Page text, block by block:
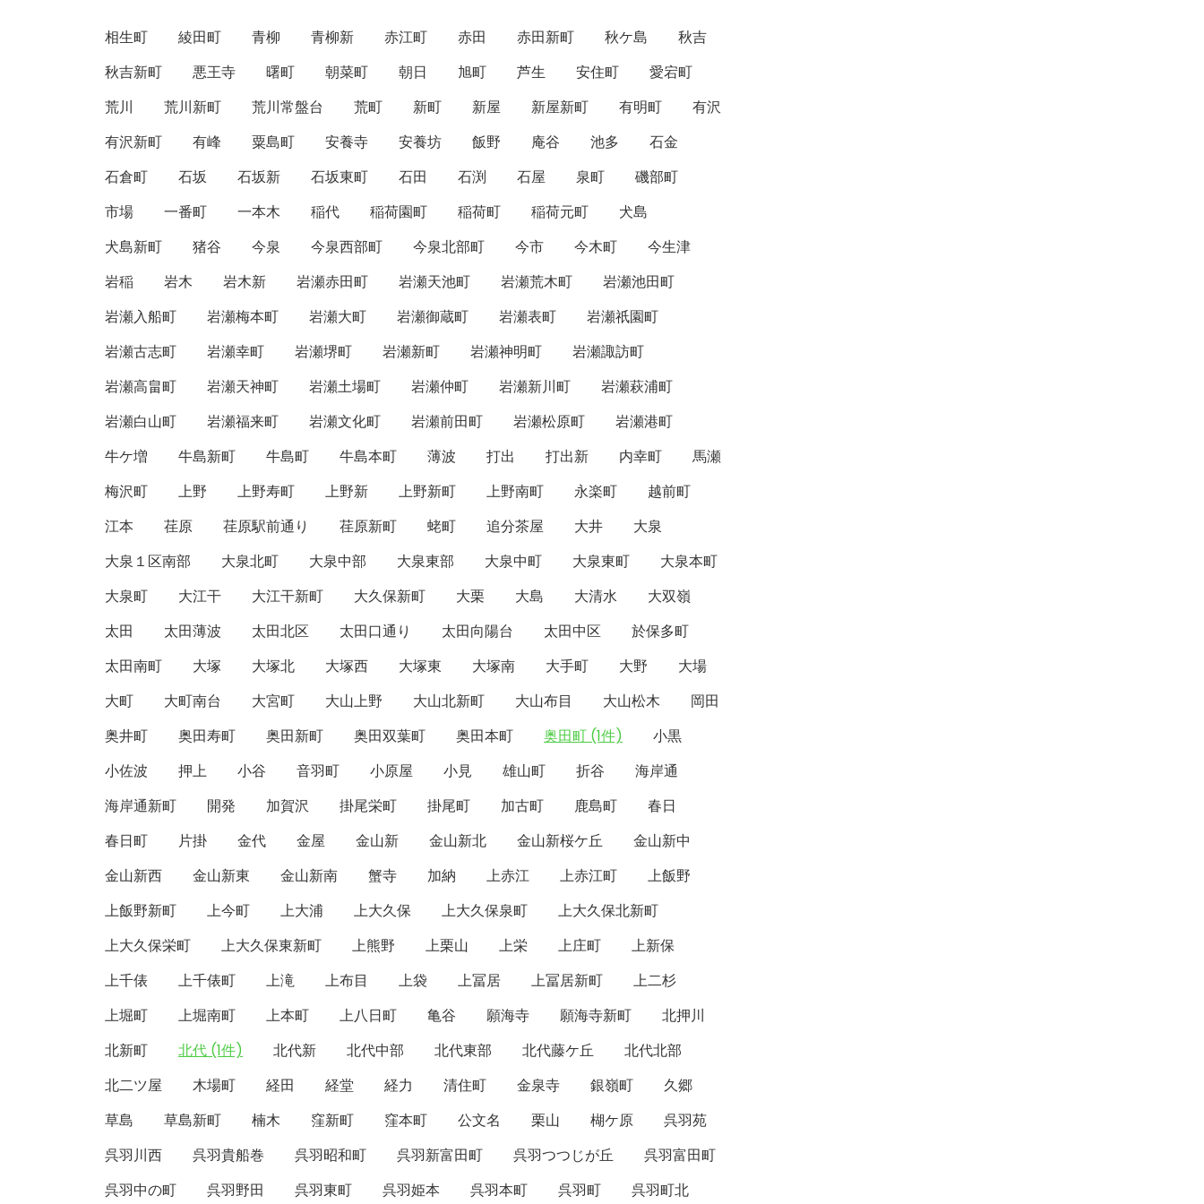
相生町 綾田町 青柳 青柳新 赤江町 赤田 赤田新町 秋ケ島
秋吉
秋吉新町
悪王寺 曙町 朝菜町 朝日 旭町 芦生 安住町
愛宕町
荒川
荒川新町 荒川常盤台 荒町 新町 新屋 新屋新町 有明町
有沢
有沢新町
有峰 粟島町 安養寺 安養坊 飯野 庵谷 池多
石金
石倉町
石坂 石坂新 石坂東町 石田 石渕 石屋 泉町
磯部町
市場
一番町 一本木 稲代 稲荷園町 稲荷町 稲荷元町
犬島
犬島新町
猪谷 今泉 今泉西部町 今泉北部町 今市 今木町
今生津
岩稲
岩木 岩木新 岩瀬赤田町 岩瀬天池町 岩瀬荒木町
岩瀬池田町
岩瀬入船町
岩瀬梅本町 岩瀬大町 岩瀬御蔵町 岩瀬表町
岩瀬祇園町
岩瀬古志町
岩瀬幸町 岩瀬堺町 岩瀬新町 岩瀬神明町
岩瀬諏訪町
岩瀬高畠町
岩瀬天神町 岩瀬土場町 岩瀬仲町 岩瀬新川町
岩瀬萩浦町
岩瀬白山町
岩瀬福来町 岩瀬文化町 岩瀬前田町 岩瀬松原町
岩瀬港町
牛ケ増
牛島新町 牛島町 牛島本町 薄波 打出 打出新 内幸町
馬瀬
梅沢町
上野 上野寿町 上野新 上野新町 上野南町 永楽町
越前町
江本
荏原 荏原駅前通り 荏原新町 蛯町 追分茶屋 大井
大泉
大泉１区南部
大泉北町 大泉中部 大泉東部 大泉中町 大泉東町
大泉本町
大泉町
大江干 大江干新町 大久保新町 大栗 大島 大清水
大双嶺
太田
太田薄波 太田北区 太田口通り 太田向陽台 太田中区
於保多町
太田南町
大塚 大塚北 大塚西 大塚東 大塚南 大手町 大野
大場
大町
大町南台 大宮町 大山上野 大山北新町 大山布目 大山松木
岡田
奥井町
奥田寿町 奥田新町 奥田双葉町 奥田本町 奥田町 (1件)
小黒
小佐波
押上 小谷 音羽町 小原屋 小見 雄山町 折谷
海岸通
海岸通新町
開発 加賀沢 掛尾栄町 掛尾町 加古町 鹿島町
春日
春日町
片掛 金代 金屋 金山新 金山新北 金山新桜ケ丘
金山新中
金山新西
金山新東 金山新南 蟹寺 加納 上赤江 上赤江町
上飯野
上飯野新町
上今町 上大浦 上大久保 上大久保泉町
上大久保北新町
上大久保栄町
上大久保東新町 上熊野 上栗山 上栄 上庄町
上新保
上千俵
上千俵町 上滝 上布目 上袋 上冨居 上冨居新町
上二杉
上堀町
上堀南町 上本町 上八日町 亀谷 願海寺 願海寺新町
北押川
北新町
北代 (1件) 北代新 北代中部 北代東部 北代藤ケ丘
北代北部
北二ツ屋
木場町 経田 経堂 経力 清住町 金泉寺 銀嶺町
久郷
草島
草島新町 楠木 窪新町 窪本町 公文名 栗山 楜ケ原
呉羽苑
呉羽川西
呉羽貴船巻 呉羽昭和町 呉羽新富田町 呉羽つつじが丘
呉羽富田町
呉羽中の町
呉羽野田 呉羽東町 呉羽姫本 呉羽本町 呉羽町 呉羽町北